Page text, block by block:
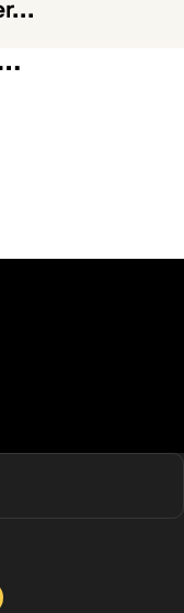
Weiss (La Gifle)